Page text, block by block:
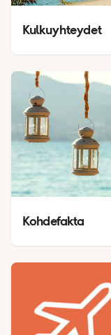
Kulkuyhteydet
Kohdefakta